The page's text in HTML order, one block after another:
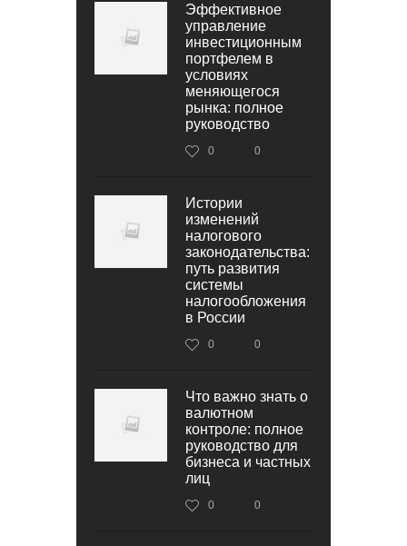
Эффективное
управление
инвестиционным
портфелем в
условиях
меняющегося
рынка: полное
руководство
0 0
Истории
изменений
налогового
законодательства:
путь развития
системы
налогообложения
в России
0 0
Что важно знать о
валютном
контроле: полное
руководство для
бизнеса и частных
лиц
0 0